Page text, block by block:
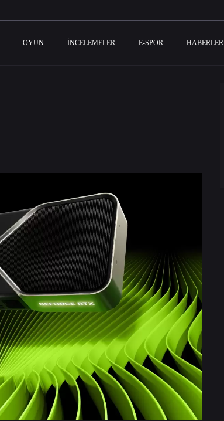
OYUN İNCELEMELER E-SPOR HABERLER